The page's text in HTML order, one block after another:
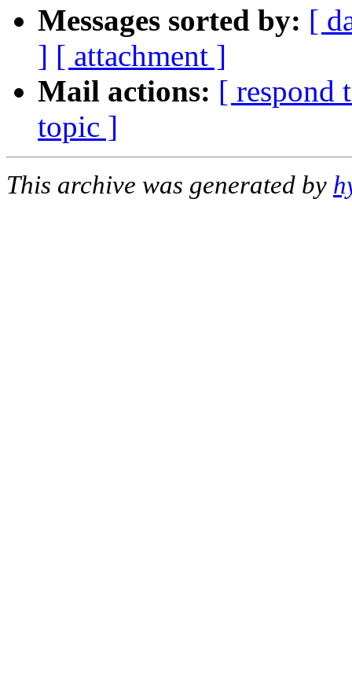
Messages sorted by: [
] [ attachment ]
Mail actions: [ respond
topic ]
This archive was generated by